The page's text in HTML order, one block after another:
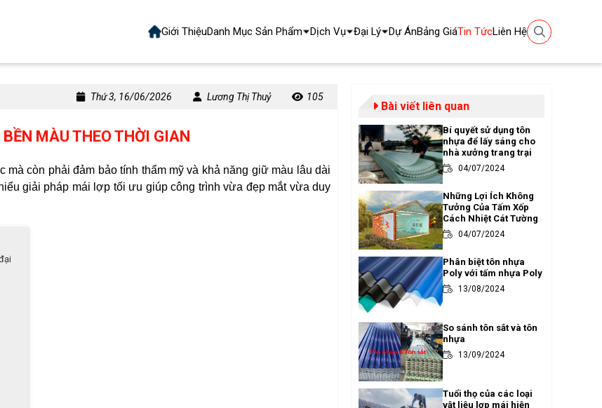
Giới ThiệuDanh Mục Sản Phẩm Dịch Vụ Đại Lý Dự ÁnBảng GiáTin TứcLiên Hệ
Thứ 3, 16/06/2026 Lương Thị Thuỷ 105
MÀU THEO THỜI GIAN
còn phải đảm bảo tính thẩm mỹ và khả năng giữ màu lâu dài
giải pháp mái lợp tối ưu giúp công trình vừa đẹp mắt vừa duy
Bài viết liên quan
Bí quyết sử dụng tôn
nhựa để lấy sáng cho
nhà xưởng trang trại
04/07/2024
Những Lợi Ích Không
Tưởng Của Tấm Xốp
Cách Nhiệt Cát Tường
04/07/2024
Phân biệt tôn nhựa
Poly với tấm nhựa Poly
13/08/2024
So sánh tôn sắt và tôn
nhựa
13/09/2024
Tuổi thọ của các loại
vật liệu lợp mái hiện